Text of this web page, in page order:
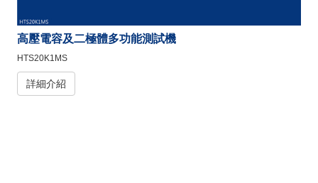
高壓電容及二極體多功能測試機
HTS20K1MS
詳細介紹